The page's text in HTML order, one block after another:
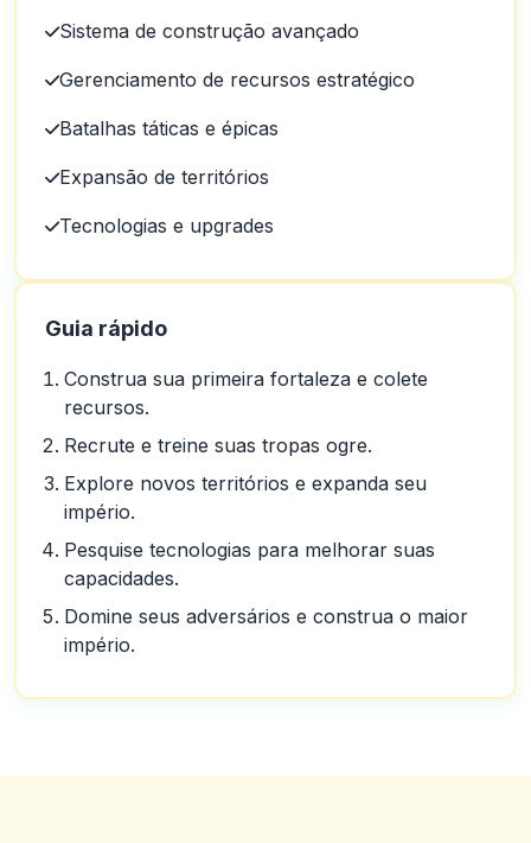
Sistema de construção avançado
Gerenciamento de recursos estratégico
Batalhas táticas e épicas
Expansão de territórios
Tecnologias e upgrades
Guia rápido
Construa sua primeira fortaleza e colete
recursos.
Recrute e treine suas tropas ogre.
Explore novos territórios e expanda seu
império.
Pesquise tecnologias para melhorar suas
capacidades.
Domine seus adversários e construa o maior
império.